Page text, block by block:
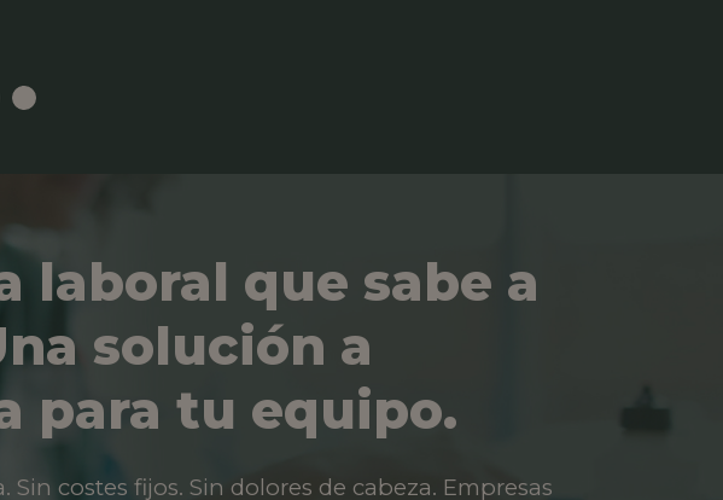
laboral que sabe a
solución a
para tu equipo.
Sin costes fijos. Sin dolores de cabeza. Empresas